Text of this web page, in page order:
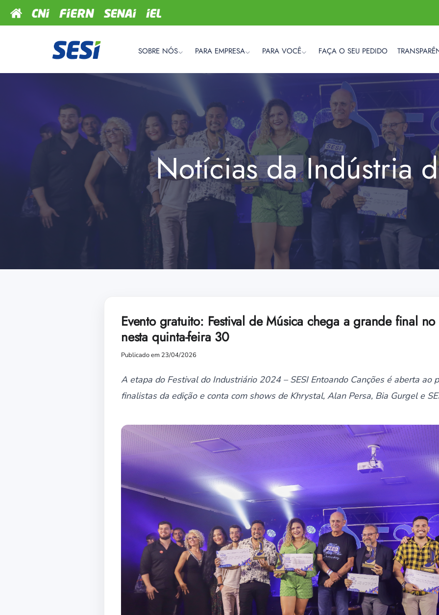
SOBRE NÓS PARA EMPRESA PARA VOCÊ FAÇA O SEU PEDIDO
Notícias da Indústria
Evento gratuito: Festival de Música chega a grande final no
nesta quinta-feira 30
Publicado em 23/04/2026
A etapa do Festival do Industriário 2024 – SESI Entoando Canções é aberta ao
finalistas da edição e conta com shows de Khrystal, Alan Persa, Bia Gurgel e